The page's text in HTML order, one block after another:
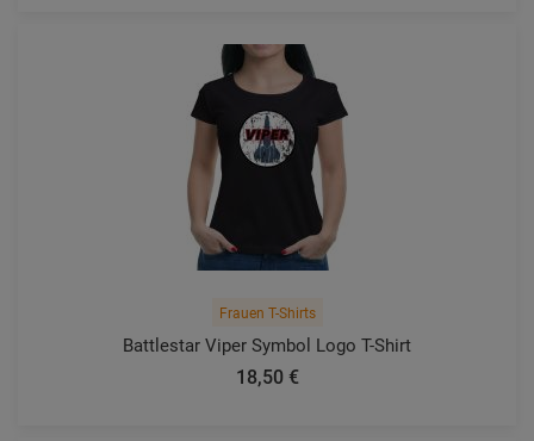
Frauen T-Shirts
Battlestar Viper Symbol Logo T-Shirt
18,50 €